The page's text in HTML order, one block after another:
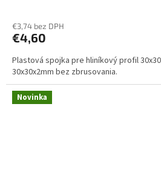
€3,74 bez DPH
€4,60
Plastová spojka pre hliníkový profil
30x30x2mm bez zbrusovania.
Novinka